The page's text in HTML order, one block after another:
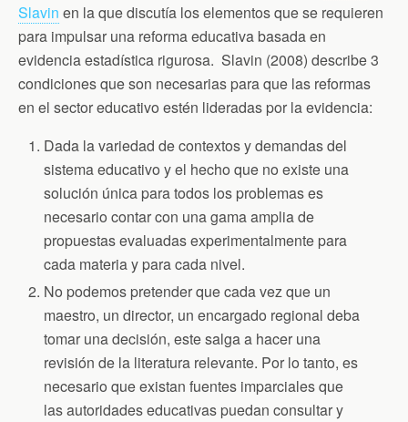
Slavin en la que discutía los elementos que se requieren
para impulsar una reforma educativa basada en
evidencia estadística rigurosa. Slavin (2008) describe 3
condiciones que son necesarias para que las reformas
en el sector educativo estén lideradas por la evidencia:
Dada la variedad de contextos y demandas del
sistema educativo y el hecho que no existe una
solución única para todos los problemas es
necesario contar con una gama amplia de
propuestas evaluadas experimentalmente para
cada materia y para cada nivel.
No podemos pretender que cada vez que un
maestro, un director, un encargado regional deba
tomar una decisión, este salga a hacer una
revisión de la literatura relevante. Por lo tanto, es
necesario que existan fuentes imparciales que
las autoridades educativas puedan consultar y